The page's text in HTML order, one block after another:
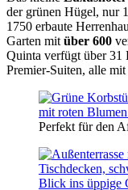
der grünen Hügel, nur
1750 erbaute
Garten mit über 600
Quinta verfügt über 31
Premier-Suiten, alle
Perfekt für den